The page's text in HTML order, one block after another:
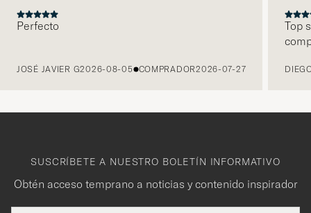
Perfecto
JOSÉ JAVIER G2026-08-05 COMPRADOR2026-07-27
Top
SUSCRÍBETE A NUESTRO BOLETÍN INFORMATIVO
Obtén acceso temprano a noticias y contenido inspirador